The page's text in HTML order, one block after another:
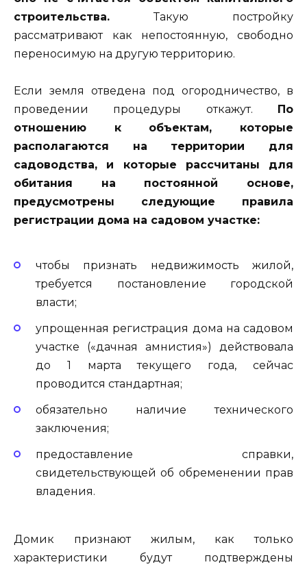
строительства. Такую постройку
рассматривают как непостоянную, свободно
переносимую на другую территорию.
Если земля отведена под огородничество, в
проведении процедуры откажут. По
отношению к объектам, которые
располагаются на территории для
садоводства, и которые рассчитаны для
обитания на постоянной основе,
предусмотрены следующие правила
регистрации дома на садовом участке:
чтобы признать недвижимость жилой,
требуется постановление городской
власти;
упрощенная регистрация дома на садовом
участке («дачная амнистия») действовала
до 1 марта текущего года, сейчас
проводится стандартная;
обязательно наличие технического
заключения;
предоставление справки,
свидетельствующей об обременении прав
владения.
Домик признают жилым, как только
характеристики будут подтверждены